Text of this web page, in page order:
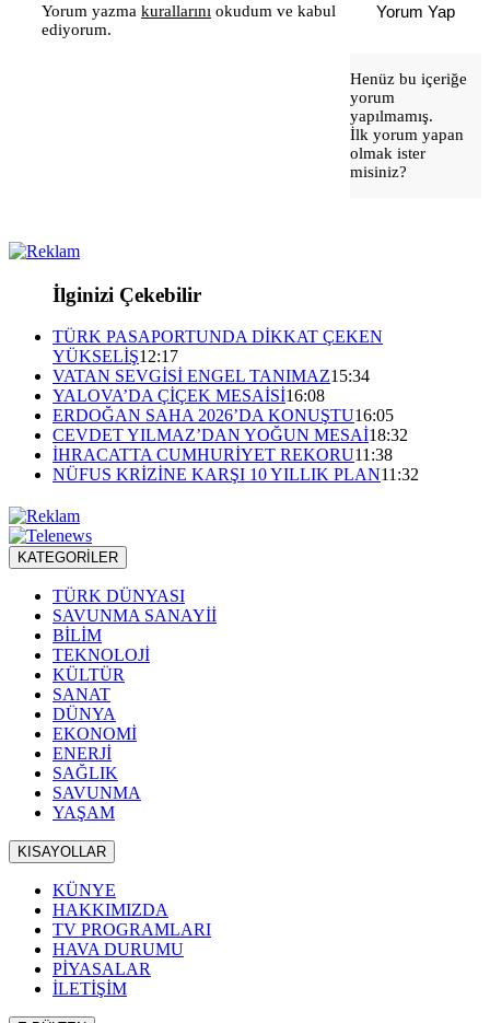
Yorum yazma kurallarını okudum ve kabul
ediyorum.
Yorum Yap
Henüz bu içeriğe
yorum
yapılmamış.
İlk yorum yapan
olmak ister
misiniz?
İlginizi Çekebilir
TÜRK PASAPORTUNDA DİKKAT ÇEKEN
YÜKSELİŞ12:17
VATAN SEVGİSİ ENGEL TANIMAZ15:34
YALOVA’DA ÇİÇEK MESAİSİ16:08
ERDOĞAN SAHA 2026’DA KONUŞTU16:05
CEVDET YILMAZ’DAN YOĞUN MESAİ18:32
İHRACATTA CUMHURİYET REKORU11:38
NÜFUS KRİZİNE KARŞI 10 YILLIK PLAN11:32
KATEGORİLER
TÜRK DÜNYASI
SAVUNMA SANAYİİ
BİLİM
TEKNOLOJİ
KÜLTÜR
SANAT
DÜNYA
EKONOMİ
ENERJİ
SAĞLIK
SAVUNMA
YAŞAM
KISAYOLLAR
KÜNYE
HAKKIMIZDA
TV PROGRAMLARI
HAVA DURUMU
PİYASALAR
İLETİŞİM